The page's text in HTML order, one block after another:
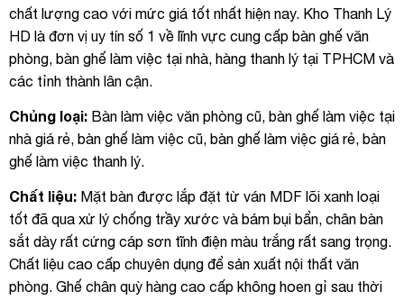
chất lượng cao với mức giá tốt nhất hiện nay. Kho Thanh Lý
HD là đơn vị uy tín số 1 về lĩnh vực cung cấp bàn ghế văn
phòng, bàn ghế làm việc tại nhà, hàng thanh lý tại TPHCM và
các tỉnh thành lân cận.
Chủng loại: Bàn làm việc văn phòng cũ, bàn ghế làm việc tại
nhà giá rẻ, bàn ghế làm việc cũ, bàn ghế làm việc giá rẻ, bàn
ghế làm việc thanh lý.
Chất liệu: Mặt bàn được lắp đặt từ ván MDF lõi xanh loại
tốt đã qua xử lý chống trầy xước và bám bụi bẩn, chân bàn
sắt dày rất cứng cáp sơn tĩnh điện màu trắng rất sang trọng.
Chất liệu cao cấp chuyên dụng để sản xuất nội thất văn
phòng. Ghế chân quỳ hàng cao cấp không hoen gỉ sau thời